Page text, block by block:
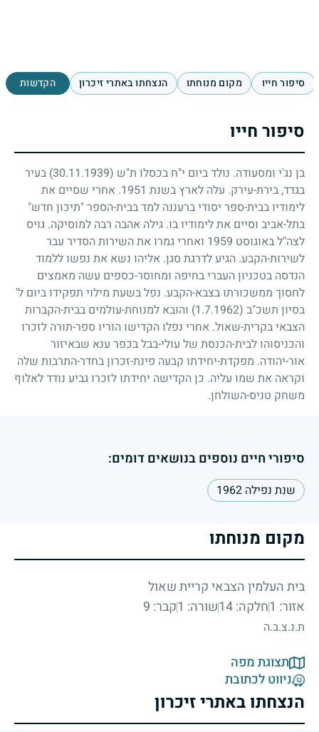
סיפור חייו מקום מנוחתו הנצחתו באתרי זיכרון הקדשות
סיפור חייו
בן נג'י ומסעודה. נולד ביום י"ח בכסלו ת"ש (30.11.1939)
בעיר
בגדד, בירת-עירק. עלה לארץ בשנת 1951. אחרי שסיים את
לימודיו בבית-ספר יסודי ברעננה למד בבית-הספר "תיכון חדש"
בתל-אביב וסיים את לימודיו בו. גילה אהבה רבה למוסיקה. גויס
לצה"ל באוגוסט 1959 ואחרי גמרו את השירות הסדיר עבר
לשירות-הקבע. הגיע לדרגת סגן. אליהו נשא את נפשו ללמוד
הנדסה בטכניון העברי בחיפה ומחוסר-כספים עשה מאמצים
לחסוך ממשכורתו בצבא-הקבע. נפל בשעת מילוי תפקידו ביום ל'
בסיון תשכ"ב (1.7.1962)
והובא למנוחת-עולמים בבית-הקברות
הצבאי בקרית-שאול. אחרי נפלו הקדישו הוריו ספר-תורה לזכרו
והכניסוהו לבית-הכנסת של עולי-בבל בכפר ענא שבאיזור
אור-יהודה. מפקדת-יחידתו קבעה פינת-זכרון בחדר-התרבות שלה
וקראה את שמו עליה. כן הקדישה יחידתו לזכרו גביע נודד לאלוף
משחק טניס-השולחן.
סיפורי חיים נוספים בנושאים דומים:
שנת נפילה 1962
מקום מנוחתו
בית העלמין הצבאי קריית שאול
אזור: 1
חלקה: 14 שורה: 1 קבר: 9
ת.נ.צ.ב.ה
תצוגת מפה
ניווט לכתובת
הנצחתו באתרי זיכרון